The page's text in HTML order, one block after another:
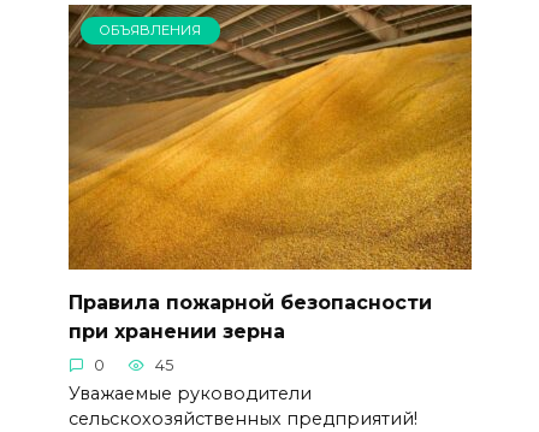
ОБЪЯВЛЕНИЯ
Правила пожарной безопасности
при хранении зерна
0 45
Уважаемые руководители
сельскохозяйственных предприятий!